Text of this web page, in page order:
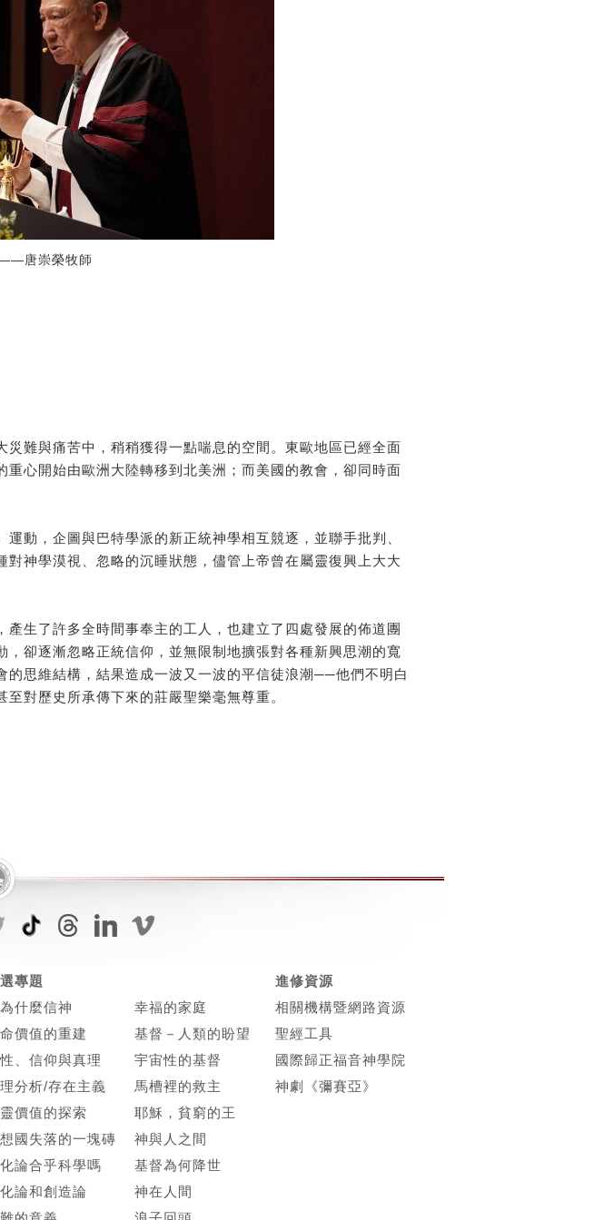
唐崇榮牧師
難與痛苦中，稍稍獲得一點喘息的空間。東歐地區已經全面
心開始由歐洲大陸轉移到北美洲；而美國的教會，卻同時面
動，企圖與巴特學派的新正統神學相互競逐，並聯手批判、
神學漠視、忽略的沉睡狀態，儘管上帝曾在屬靈復興上大大
生了許多全時間事奉主的工人，也建立了四處發展的佈道團
卻逐漸忽略正統信仰，並無限制地擴張對各種新興思潮的寬
思維結構，結果造成一波又一波的平信徒浪潮──他們不明白
對歷史所承傳下來的莊嚴聖樂毫無尊重。
專題
什麼信神
價值的重建
、信仰與真理
分析/存在主義
價值的探索
國失落的一塊磚
論合乎科學嗎
論和創造論
幸福的家庭
基督－人類的盼望
宇宙性的基督
馬槽裡的救主
耶穌，貧窮的王
神與人之間
基督為何降世
神在人間
進修資源
相關機構暨網路資源
聖經工具
國際歸正福音神學院
神劇《彌賽亞》